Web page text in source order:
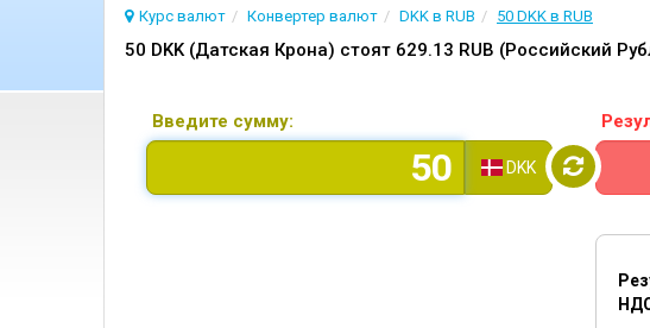
Курс валют Конвертер валют DKK в RUB 50 DKK в RUB
50 DKK (Датская Крона) стоят 629.13 RUB (Российский
Введите сумму:
DKK